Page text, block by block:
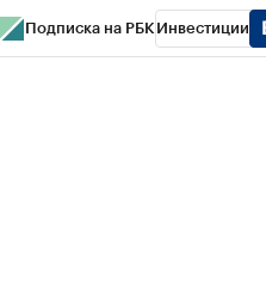
Подписка на РБК Инвестиции